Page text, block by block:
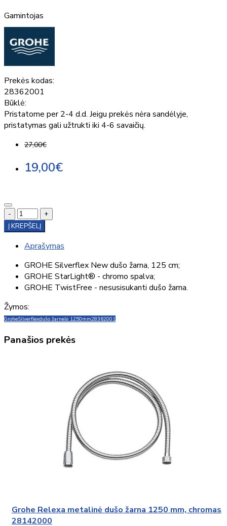
Gamintojas
Prekės kodas:
28362001
Būklė:
Pristatome per 2-4 d.d. Jeigu prekės nėra sandėlyje,
pristatymas gali užtrukti iki 4-6 savaičių.
27,00€
19,00€
-
+
Į KREPŠELĮ
Aprašymas
GROHE Silverflex New dušo žarna, 125 cm;
GROHE StarLight® - chromo spalva;
GROHE TwistFree - nesusisukanti dušo žarna.
Žymos:
GroheSilverflexdušo žarnelė 1250mm28362001
Panašios prekės
Grohe Relexa metalinė dušo žarna 1250 mm, chromas
28142000